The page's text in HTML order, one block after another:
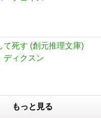
て死す (創元推理文庫)
ディクスン
もっと見る